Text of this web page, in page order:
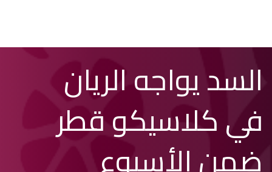
إلى
المحتوى
السد يواجه الريان
في كلاسيكو قطر
ضمن الأسبوع